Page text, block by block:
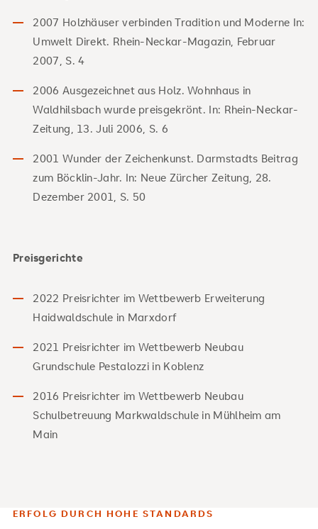
2007 Holzhäuser verbinden Tradition und Moderne In:
Umwelt Direkt. Rhein-Neckar-Magazin, Februar
2007, S. 4
2006 Ausgezeichnet aus Holz. Wohnhaus in
Waldhilsbach wurde preisgekrönt. In: Rhein-Neckar-
Zeitung, 13. Juli 2006, S. 6
2001 Wunder der Zeichenkunst. Darmstadts Beitrag
zum Böcklin-Jahr. In: Neue Zürcher Zeitung, 28.
Dezember 2001, S. 50
Preisgerichte
2022 Preisrichter im Wettbewerb Erweiterung
Haidwaldschule in Marxdorf
2021 Preisrichter im Wettbewerb Neubau
Grundschule Pestalozzi in Koblenz
2016 Preisrichter im Wettbewerb Neubau
Schulbetreuung Markwaldschule in Mühlheim am
Main
ERFOLG DURCH HOHE STANDARDS